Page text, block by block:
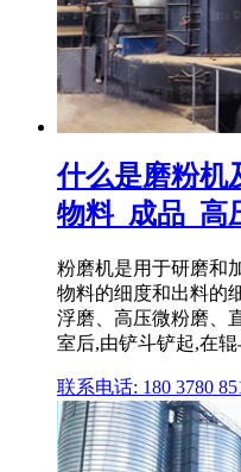
什么是磨粉机
物料_成品_高
粉磨机是用于研磨和
物料的细度和出料的
浮磨、高压微粉磨、
室后,由铲斗铲起,在
联系电话: 180 3780